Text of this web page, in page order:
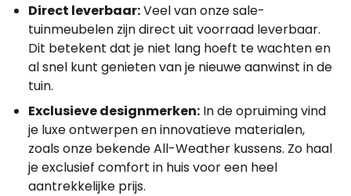
Direct leverbaar:Veel van onze sale-
tuinmeubelen zijn direct uit voorraad leverbaar.
Dit betekent dat je niet lang hoeft te wachten en
al snel kunt genieten van je nieuwe aanwinst in de
tuin.
Exclusieve designmerken: In de opruiming vind
je luxe ontwerpen en innovatieve materialen,
zoals onze bekende All-Weather kussens. Zo haal
je exclusief comfort in huis voor een heel
aantrekkelijke prijs.